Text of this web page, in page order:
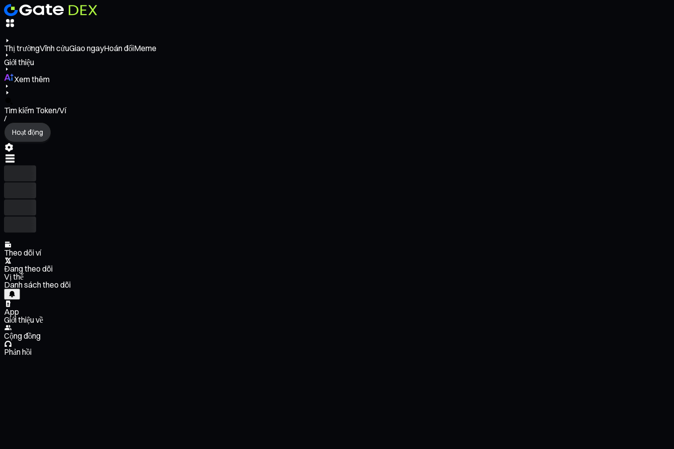
Thị trườngVĩnh cửuGiao ngayHoán đổiMeme
Giới thiệu
Xem thêm
Tìm kiếm Token/Ví
/
Hoạt động
Theo dõi ví
Đang theo dõi
Vị thế
Danh sách theo dõi
App
Giới thiệu về
Cộng đồng
Phản hồi